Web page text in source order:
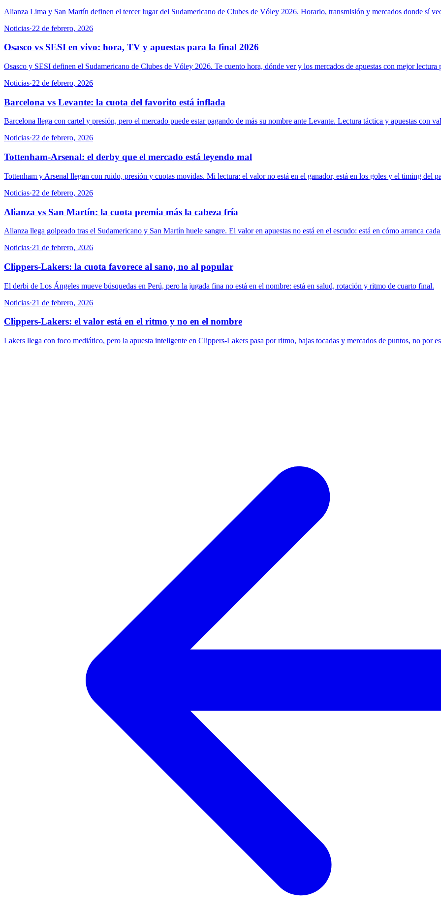
Alianza Lima y San Martín definen el tercer lugar del Sudamericano de Clubes de Vóley 2026. Horario, transmisión y mercados donde sí
Noticias·22 de febrero, 2026
Osasco vs SESI en vivo: hora, TV y apuestas para la final 2026
Osasco y SESI definen el Sudamericano de Clubes de Vóley 2026. Te cuento hora, dónde ver y los mercados de apuestas con mejor lectura
Noticias·22 de febrero, 2026
Barcelona vs Levante: la cuota del favorito está inflada
Barcelona llega con cartel y presión, pero el mercado puede estar pagando de más su nombre ante Levante. Lectura táctica y apuestas con
Noticias·22 de febrero, 2026
Tottenham-Arsenal: el derby que el mercado está leyendo mal
Tottenham y Arsenal llegan con ruido, presión y cuotas movidas. Mi lectura: el valor no está en el ganador, está en los goles y el timing del
Noticias·22 de febrero, 2026
Alianza vs San Martín: la cuota premia más la cabeza fría
Alianza llega golpeado tras el Sudamericano y San Martín huele sangre. El valor en apuestas no está en el escudo: está en cómo arranca cada
Noticias·21 de febrero, 2026
Clippers-Lakers: la cuota favorece al sano, no al popular
El derbi de Los Ángeles mueve búsquedas en Perú, pero la jugada fina no está en el nombre: está en salud, rotación y ritmo de cuarto final.
Noticias·21 de febrero, 2026
Clippers-Lakers: el valor está en el ritmo y no en el nombre
Lakers llega con foco mediático, pero la apuesta inteligente en Clippers-Lakers pasa por ritmo, bajas tocadas y mercados de puntos, no por